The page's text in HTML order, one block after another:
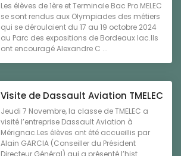
Les élèves de 1ère et Terminale Bac Pro MELEC
se sont rendus aux Olympiades des métiers
qui se déroulaient du 17 au 19 octobre 2024
au Parc des expositions de Bordeaux lac.Ils
ont encouragé Alexandre C ...
Visite de Dassault Aviation TMELEC
Jeudi 7 Novembre, la classe de TMELEC a
visité l’entreprise Dassault Aviation à
Mérignac.Les élèves ont été accueillis par
Alain GARCIA (Conseiller du Président